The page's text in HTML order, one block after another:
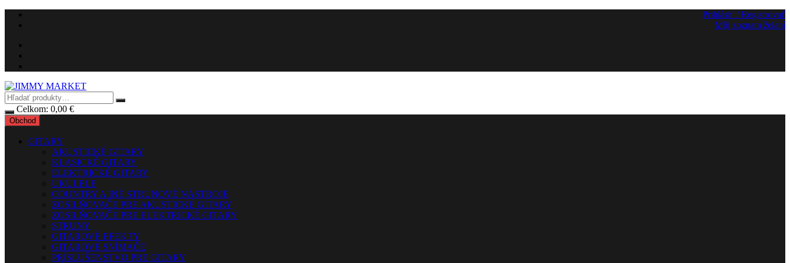
Preskočiť
Prihlásiť / Registrovať
Môj zoznam želaní
Celkom: 0,00 €
Obchod
GITARY
AKUSTICKÉ GITARY
KLASICKÉ GITARY
ELEKTRICKÉ GITARY
UKULELE
COUNTRY A INÉ STRUNOVÉ NÁSTROJE
ZOSILŇOVAČE PRE AKUSTICKÉ GITARY
ZOSILŇOVAČE PRE ELEKTRICKÉ GITARY
STRUNY
GITAROVÉ EFEKTY
GITAROVÉ SNÍMAČE
PRÍSLUŠENSTVO PRE GITARY